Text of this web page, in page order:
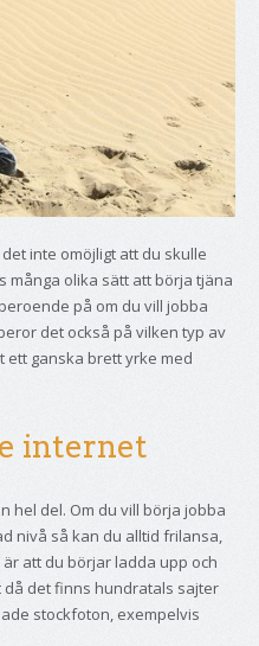
inte omöjligt att du skulle
många olika sätt att börja tjäna
på om du vill jobba
det också på vilken typ av
ganska brett yrke med
internet
hel del. Om du vill börja jobba
nivå så kan du alltid frilansa,
att du börjar ladda upp och
det finns hundratals sajter
stockfoton, exempelvis